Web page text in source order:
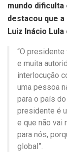
mundo dificulta
destacou que
Luiz Inácio
“O
e muita
interlocução
uma pessoa
para o país
presidente é
e que não vai
para nós,
global”.